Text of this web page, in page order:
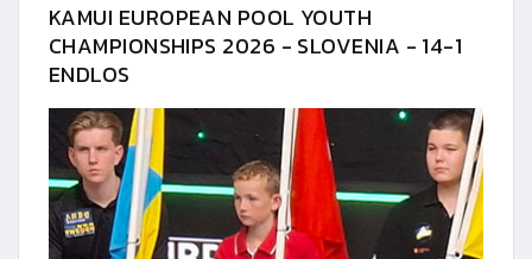
KAMUI EUROPEAN POOL YOUTH
CHAMPIONSHIPS 2026 - SLOVENIA - 14-1
ENDLOS